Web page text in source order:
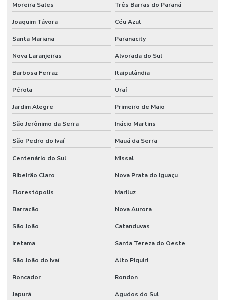
Moreira Sales Três Barras do Paraná
Joaquim Távora Céu Azul
Santa Mariana Paranacity
Nova Laranjeiras Alvorada do Sul
Barbosa Ferraz Itaipulândia
Pérola Uraí
Jardim Alegre Primeiro de Maio
São Jerônimo da Serra Inácio Martins
São Pedro do Ivaí Mauá da Serra
Centenário do Sul Missal
Ribeirão Claro Nova Prata do Iguaçu
Florestópolis Mariluz
Barracão Nova Aurora
São João Catanduvas
Iretama Santa Tereza do Oeste
São João do Ivaí Alto Piquiri
Roncador Rondon
Japurá Agudos do Sul